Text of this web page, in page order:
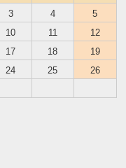
3 4
5
10 11
12
17 18
19
24 25
26